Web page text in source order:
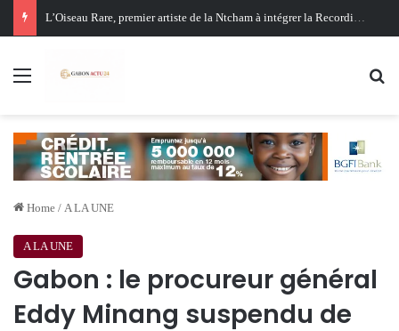
Oligui Nguema au Ghana : Libreville mise sur Accra pour renforcer sa stratégie diplomatique et économique
Menu
Home / A LA UNE
A LA UNE
Gabon : le procureur général
Eddy Minang suspendu de